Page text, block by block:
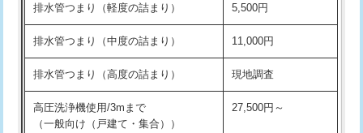
※給水管工事は20mmまでの価格です。
持込商品取付（浄水器・分岐水栓） 16,500円
給水管工事※（ホール加工) 16,500円
給水管工事※（バンド止め) 3,300円
給水管工事※（支持金具設置)
排水管つまり（軽度の詰まり） 5,500円
排水管つまり（中度の詰まり） 11,000円
排水管つまり（高度の詰まり） 現地調査
高圧洗浄機使用/3mまで
（一般向け（戸建て・集合））
27,500円～